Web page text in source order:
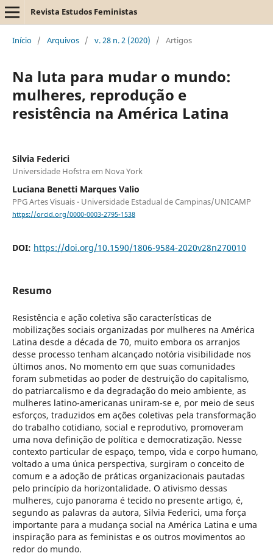
Revista Estudos Feministas
Início / Arquivos / v. 28 n. 2 (2020) / Artigos
Na luta para mudar o mundo:
mulheres, reprodução e
resistência na América Latina
Silvia Federici
Universidade Hofstra em Nova York
Luciana Benetti Marques Valio
PPG Artes Visuais - Universidade Estadual de Campinas/UNICAMP
https://orcid.org/0000-0003-2795-1538
DOI: https://doi.org/10.1590/1806-9584-2020v28n270010
Resumo
Resistência e ação coletiva são características de
mobilizações sociais organizadas por mulheres na América
Latina desde a década de 70, muito embora os arranjos
desse processo tenham alcançado notória visibilidade nos
últimos anos. No momento em que suas comunidades
foram submetidas ao poder de destruição do capitalismo,
do patriarcalismo e da degradação do meio ambiente, as
mulheres latino-americanas uniram-se e, por meio de seus
esforços, traduzidos em ações coletivas pela transformação
do trabalho cotidiano, social e reprodutivo, promoveram
uma nova definição de política e democratização. Nesse
contexto particular de espaço, tempo, vida e corpo humano,
voltado a uma única perspectiva, surgiram o conceito de
comum e a adoção de práticas organizacionais pautadas
pelo princípio da horizontalidade. O ativismo dessas
mulheres, cujo panorama é tecido no presente artigo, é,
segundo as palavras da autora, Silvia Federici, uma força
importante para a mudança social na América Latina e uma
inspiração para as feministas e os outros movimentos ao
redor do mundo.